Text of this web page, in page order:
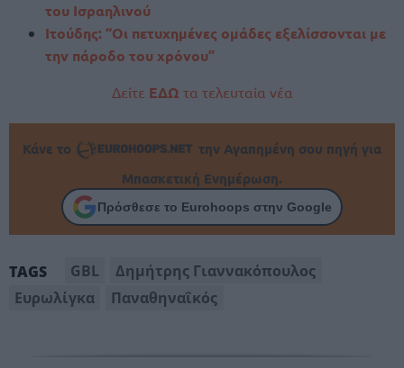
του Ισραηλινού
Ιτούδης: “Οι πετυχημένες ομάδες εξελίσσονται με
την πάροδο του χρόνου”
Δείτε ΕΔΩ τα τελευταία νέα
Κάνε το
την Αγαπημένη σου πηγή για
Μπασκετική Ενημέρωση.
Πρόσθεσε το Eurohoops στην Google
TAGS GBL
Δημήτρης Γιαννακόπουλος
Ευρωλίγκα
Παναθηναΐκός